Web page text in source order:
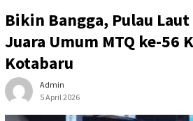
Bikin Bangga, Pulau
Juara Umum MTQ ke-56
Kotabaru
Admin
5 April 2026